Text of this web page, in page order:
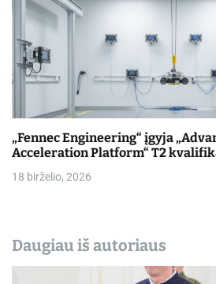
„Fennec Engineering“ įgyja
Acceleration Platform“ T2
18 birželio, 2026
Daugiau iš autoriaus